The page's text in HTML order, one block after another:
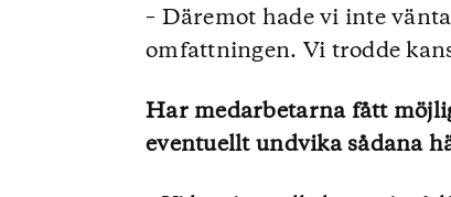
– Däremot hade vi inte
omfattningen. Vi trodde
Har medarbetarna fått
eventuellt undvika sådana